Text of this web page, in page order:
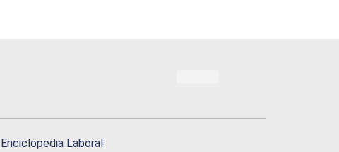
Enciclopedia Laboral